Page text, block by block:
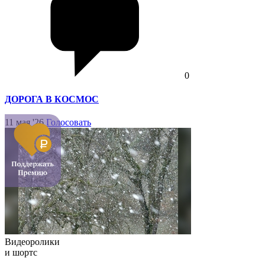
0
ДОРОГА В КОСМОС
11 мая '26 Голосовать
Видеоролики
и шортс